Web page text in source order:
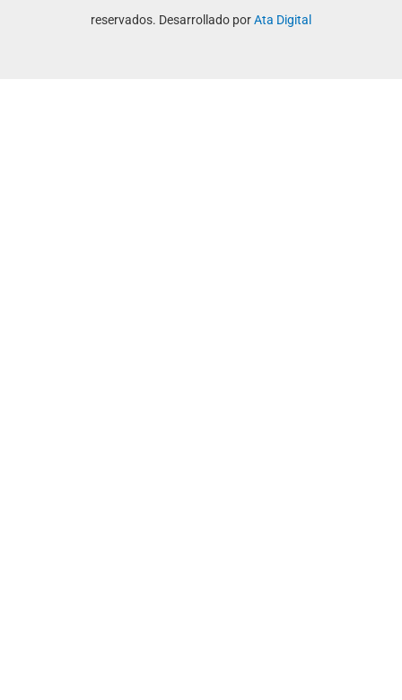
reservados. Desarrollado porAta Digital